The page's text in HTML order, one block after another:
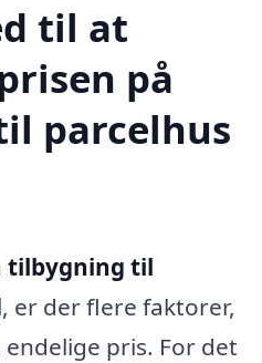
til at
på
parcelhus
tilbygning til
, er der flere faktorer,
pris. For det